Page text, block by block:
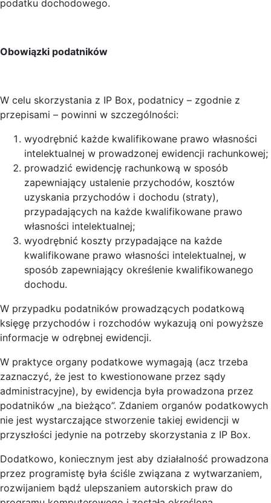
podatku dochodowego.
Obowiązki podatników
W celu skorzystania z IP Box, podatnicy – zgodnie z
przepisami – powinni w szczególności:
wyodrębnić każde kwalifikowane prawo własności
intelektualnej w prowadzonej ewidencji rachunkowej;
prowadzić ewidencję rachunkową w sposób
zapewniający ustalenie przychodów, kosztów
uzyskania przychodów i dochodu (straty),
przypadających na każde kwalifikowane prawo
własności intelektualnej;
wyodrębnić koszty przypadające na każde
kwalifikowane prawo własności intelektualnej, w
sposób zapewniający określenie kwalifikowanego
dochodu.
W przypadku podatników prowadzących podatkową
księgę przychodów i rozchodów wykazują oni powyższe
informacje w odrębnej ewidencji.
W praktyce organy podatkowe wymagają (acz trzeba
zaznaczyć, że jest to kwestionowane przez sądy
administracyjne), by ewidencja była prowadzona przez
podatników „na bieżąco”. Zdaniem organów podatkowych
nie jest wystarczające stworzenie takiej ewidencji w
przyszłości jedynie na potrzeby skorzystania z IP Box.
Dodatkowo, koniecznym jest aby działalność prowadzona
przez programistę była ściśle związana z wytwarzaniem,
rozwijaniem bądź ulepszaniem autorskich praw do